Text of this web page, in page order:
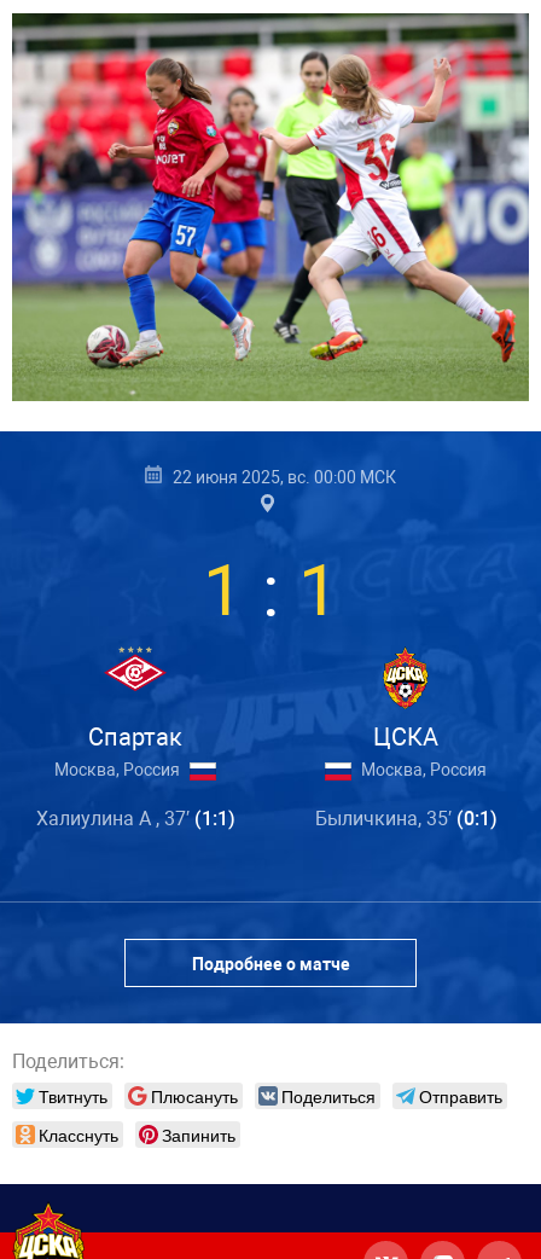
22 июня 2025, вс. 00:00 МСК
Спартак
Москва, Россия
1 : 1
ЦСКА
Москва, Россия
Халиулина А , 37′ (1:1) Быличкина, 35′ (0:1)
Подробнее о матче
Поделиться:
Твитнуть Плюсануть Поделиться
Отправить
Класснуть
Запинить